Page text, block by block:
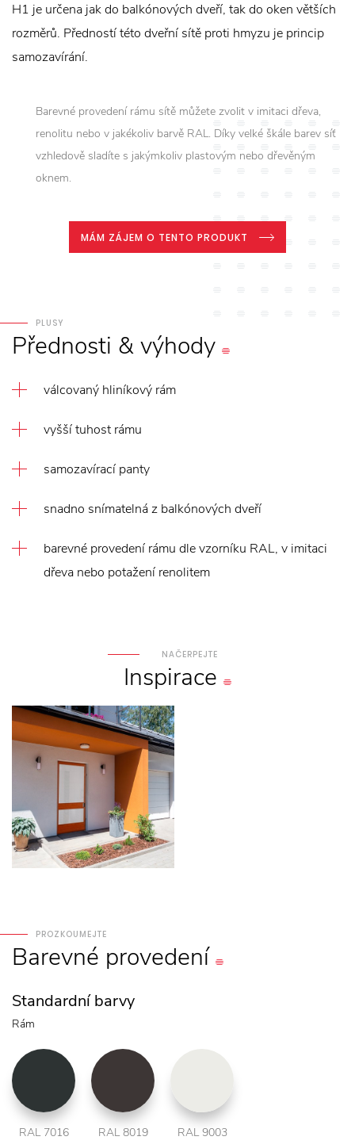
H1 je určena jak do balkónových dveří, tak do oken větších
rozměrů. Předností této dveřní sítě proti hmyzu je princip
samozavírání.
Barevné provedení rámu sítě můžete zvolit v imitaci dřeva,
renolitu nebo v jakékoliv barvě RAL. Díky velké škále barev síť
vzhledově sladíte s jakýmkoliv plastovým nebo dřevěným
oknem.
MÁM ZÁJEM O TENTO PRODUKT
PLUSY
Přednosti &výhody
válcovaný hliníkový rám
vyšší tuhost rámu
samozavírací panty
snadno snímatelná z balkónových dveří
barevné provedení rámu dle vzorníku RAL, v imitaci
dřeva nebo potažení renolitem
NAČERPEJTE
Inspirace
PROZKOUMEJTE
Barevné provedení
Standardní barvy
Rám
RAL 7016 RAL 8019 RAL 9003